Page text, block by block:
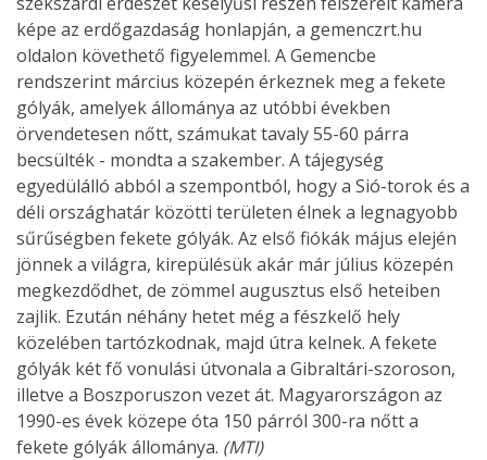
képe az erdőgazdaság honlapján, a gemenczrt.hu
oldalon követhető figyelemmel. A Gemencbe
rendszerint március közepén érkeznek meg a fekete
gólyák, amelyek állománya az utóbbi években
örvendetesen nőtt, számukat tavaly 55-60 párra
becsülték - mondta a szakember. A tájegység
egyedülálló abból a szempontból, hogy a Sió-torok és a
déli országhatár közötti területen élnek a legnagyobb
sűrűségben fekete gólyák. Az első fiókák május elején
jönnek a világra, kirepülésük akár már július közepén
megkezdődhet, de zömmel augusztus első heteiben
zajlik. Ezután néhány hetet még a fészkelő hely
közelében tartózkodnak, majd útra kelnek. A fekete
gólyák két fő vonulási útvonala a Gibraltári-szoroson,
illetve a Boszporuszon vezet át. Magyarországon az
1990-es évek közepe óta 150 párról 300-ra nőtt a
fekete gólyák állománya. (MTI)